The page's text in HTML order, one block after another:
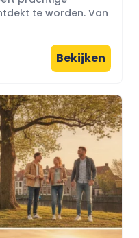
te worden. Van
Bekijken